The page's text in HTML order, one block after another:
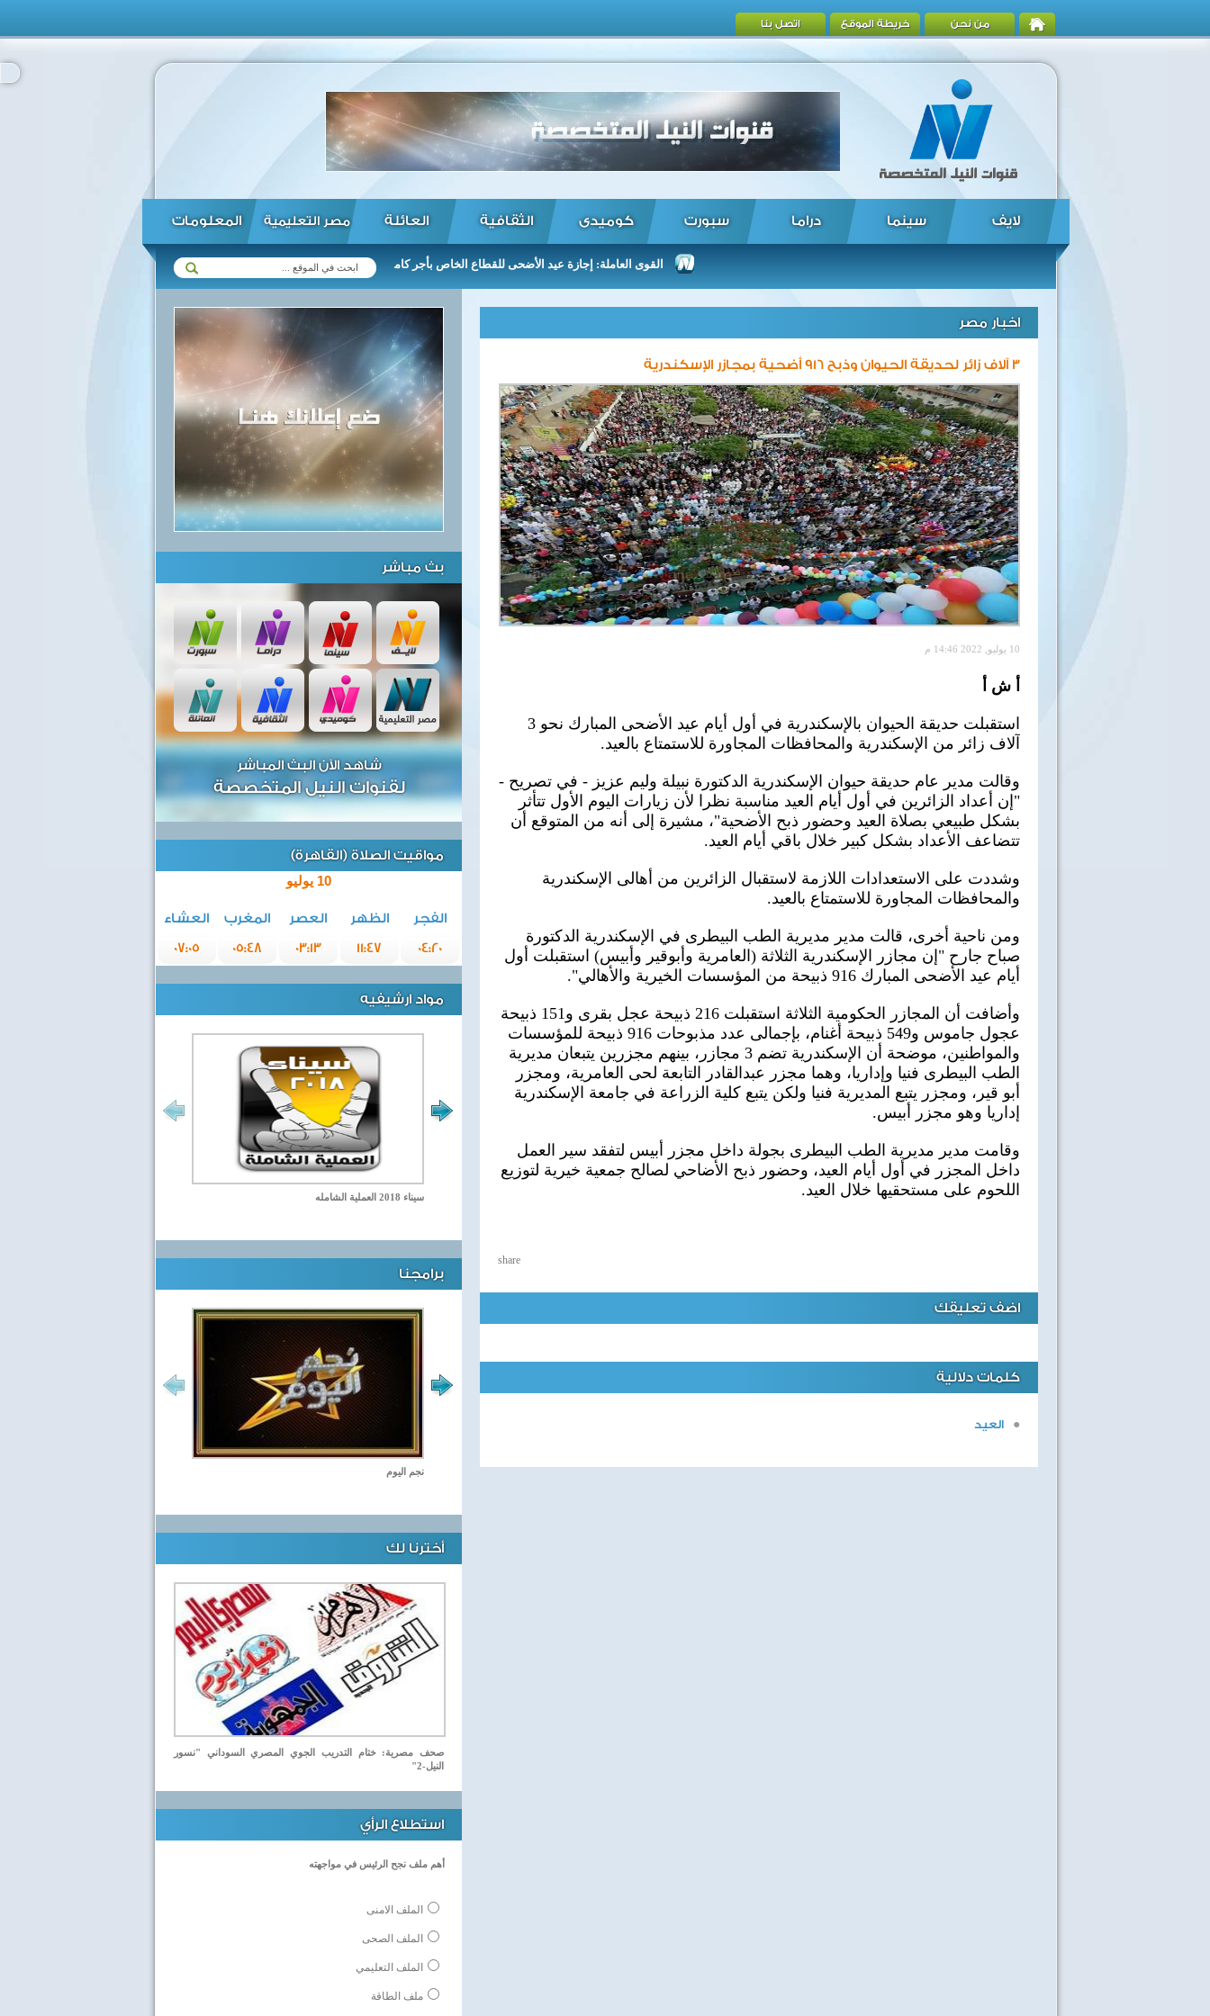
من نحن خريطة الموقع اتصل بنا
لايف سينما دراما سبورت كوميدى الثقافية العائلة مصر التعليمية المعلومات
السيسي يوقع قانونا باعتماد خطة التنمية الاقتصادية القوى العاملة: إجازة عيد الأضحى للقطاع الخاص بأجر كامل من 9 إلى 14 يوليو ...
اخبار مصر
3 آلاف زائر لحديقة الحيوان وذبح 916 أضحية بمجازر الإسكندرية
10 يوليو, 2022 14:46 م
أ ش أ
استقبلت حديقة الحيوان بالإسكندرية في أول أيام عيد الأضحى المبارك نحو 3
آلاف زائر من الإسكندرية والمحافظات المجاورة للاستمتاع بالعيد.
وقالت مدير عام حديقة حيوان الإسكندرية الدكتورة نبيلة وليم عزيز - في تصريح -
"إن أعداد الزائرين في أول أيام العيد مناسبة نظرا لأن زيارات اليوم الأول تتأثر
بشكل طبيعي بصلاة العيد وحضور ذبح الأضحية"، مشيرة إلى أنه من المتوقع أن
تتضاعف الأعداد بشكل كبير خلال باقي أيام العيد.
وشددت على الاستعدادات اللازمة لاستقبال الزائرين من أهالى الإسكندرية
والمحافظات المجاورة للاستمتاع بالعيد.
ومن ناحية أخرى، قالت مدير مديرية الطب البيطرى في الإسكندرية الدكتورة
صباح جارح "إن مجازر الإسكندرية الثلاثة (العامرية وأبوقير وأبيس) استقبلت أول
أيام عيد الأضحى المبارك 916 ذبيحة من المؤسسات الخيرية والأهالي".
وأضافت أن المجازر الحكومية الثلاثة استقبلت 216 ذبيحة عجل بقرى و151 ذبيحة
عجول جاموس و549 ذبيحة أغنام، بإجمالى عدد مذبوحات 916 ذبيحة للمؤسسات
والمواطنين، موضحة أن الإسكندرية تضم 3 مجازر، بينهم مجزرين يتبعان مديرية
الطب البيطرى فنيا وإداريا، وهما مجزر عبدالقادر التابعة لحى العامرية، ومجزر
أبو قير، ومجزر يتبع المديرية فنيا ولكن يتبع كلية الزراعة في جامعة الإسكندرية
إداريا وهو مجزر أبيس.
وقامت مدير مديرية الطب البيطرى بجولة داخل مجزر أبيس لتفقد سير العمل
داخل المجزر في أول أيام العيد، وحضور ذبح الأضاحي لصالح جمعية خيرية لتوزيع
اللحوم على مستحقيها خلال العيد.
share
اضف تعليقك
كلمات دلالية
العيد
بث مباشر
شاهد الآن البث المباشر
لقنوات النيل المتخصصة
مواقيت الصلاة (القاهرة)
10 يوليو
الفجر الظهر العصر المغرب
العشاء
04:20
11:47
03:13
05:48
07:05
مواد ارشيفيه
سيناء 2018 العملية الشامله اغاني وطنية
برامجنا
نجم اليوم
أخترنا لك
صحف مصرية: ختام التدريب الجوي المصري السوداني "نسور
النيل-2"
استطلاع الرأي
أهم ملف نجح الرئيس في مواجهته
الملف الامنى
الملف الصحى
الملف التعليمي
ملف الطاقة